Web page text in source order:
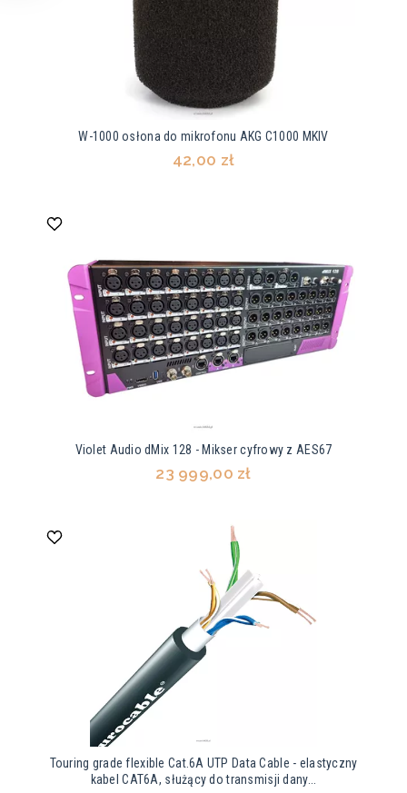
W-1000 osłona do mikrofonu AKG C1000 MKIV
42,00 zł
Violet Audio dMix 128 - Mikser cyfrowy z AES67
23 999,00 zł
Touring grade flexible Cat.6A UTP Data Cable - elastyczny
kabel CAT6A, służący do transmisji dany...